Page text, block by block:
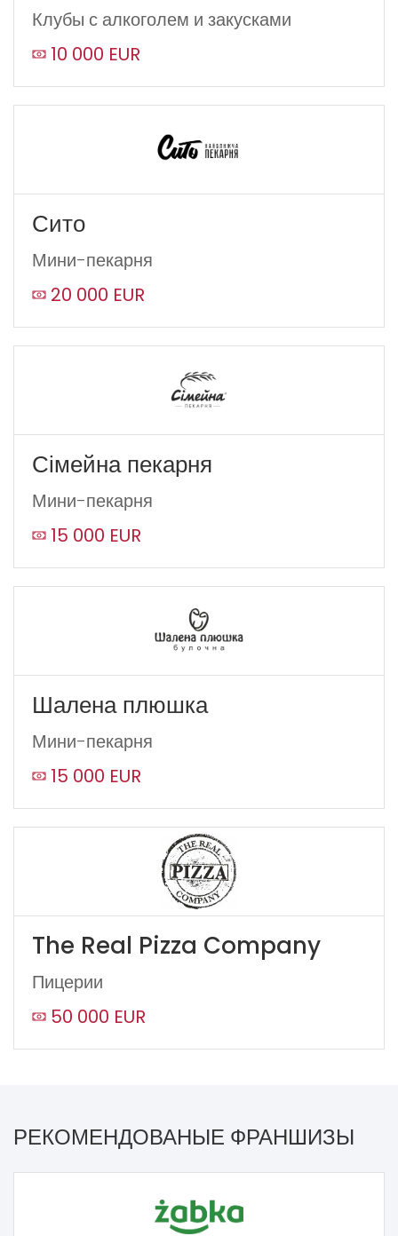
Клубы с алкоголем и закусками
10 000 EUR
Сито
Мини-пекарня
20 000 EUR
Сімейна пекарня
Мини-пекарня
15 000 EUR
Шалена плюшка
Мини-пекарня
15 000 EUR
The Real Pizza Company
Пицерии
50 000 EUR
РЕКОМЕНДОВАНЫЕ ФРАНШИЗЫ